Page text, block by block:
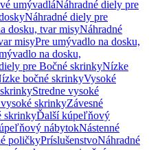
umývadláNáhradné diely pre
Náhradné diely pre
dosku, tvar misyNáhradné
misyPre umývadlo na dosku,
na dosku,
pre Bočné skrinkyNízke
bočné skrinkyVysoké
Stredne vysoké
skrinkyZávesné
skrinkyĎalší kúpeľňový
nábytokNástenné
poličkyPríslušenstvoNáhradné